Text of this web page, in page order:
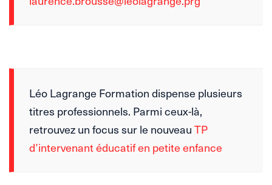
Léo Lagrange Formation dispense plusieurs
titres professionnels. Parmi ceux-là,
retrouvez un focus sur le nouveauTP
d’intervenant éducatif en petite enfance